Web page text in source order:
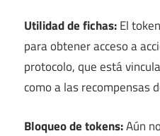
Utilidad de fichas:El
para obtener acceso a
protocolo, que está
como a las recompensas
Bloqueo de tokens:Aún